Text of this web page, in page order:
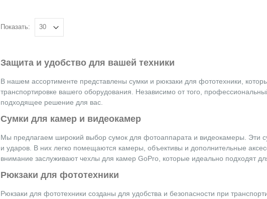
Показать:
Защита и удобство для вашей техники
В нашем ассортименте представлены сумки и рюкзаки для фототехники,
транспортировке вашего оборудования. Независимо от того,
подходящее решение для вас.
Сумки для камер и видеокамер
Мы предлагаем широкий выбор сумок для фотоаппарата и видеокамеры. Эти
и ударов. В них легко помещаются камеры, объективы и дополнительные
внимание заслуживают чехлы для камер GoPro, которые идеально подходят
Рюкзаки для фототехники
Рюкзаки для фототехники созданы для удобства и безопасности при
SM-TA48-PA
Видеорегистратор
M500 64GB
400 BYN
Термокружка Zojirushi
140 BYN